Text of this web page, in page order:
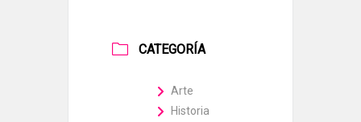
CATEGORÍA
Arte
Historia